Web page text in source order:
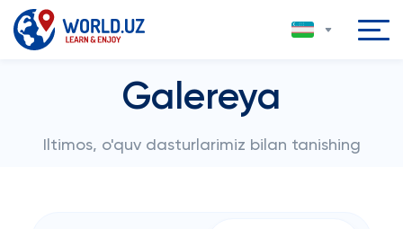
Galereya
Iltimos, o'quv dasturlarimiz bilan tanishing